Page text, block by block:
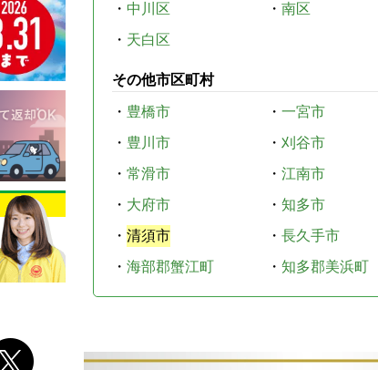
・ 中川区 ・ 南区
・ 天白区
その他市区町村
・ 豊橋市 ・ 一宮市
・ 豊川市 ・ 刈谷市
・ 常滑市 ・ 江南市
・ 大府市 ・ 知多市
・ 清須市 ・ 長久手市
・ 海部郡蟹江町 ・ 知多郡美浜町